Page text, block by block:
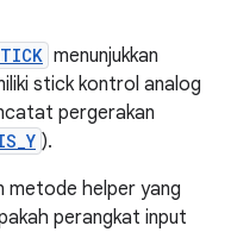
menunjukkan
stick kontrol analog
pergerakan
).
metode helper yang
perangkat input